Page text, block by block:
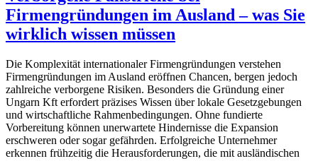
Firmengründungen im Ausland – was Sie
wirklich wissen müssen
Die Komplexität internationaler Firmengründungen verstehen
Firmengründungen im Ausland eröffnen Chancen, bergen jedoch
zahlreiche verborgene Risiken. Besonders die Gründung einer
Ungarn Kft erfordert präzises Wissen über lokale Gesetzgebungen
und wirtschaftliche Rahmenbedingungen. Ohne fundierte
Vorbereitung können unerwartete Hindernisse die Expansion
erschweren oder sogar gefährden. Erfolgreiche Unternehmer
erkennen frühzeitig die Herausforderungen, die mit ausländischen